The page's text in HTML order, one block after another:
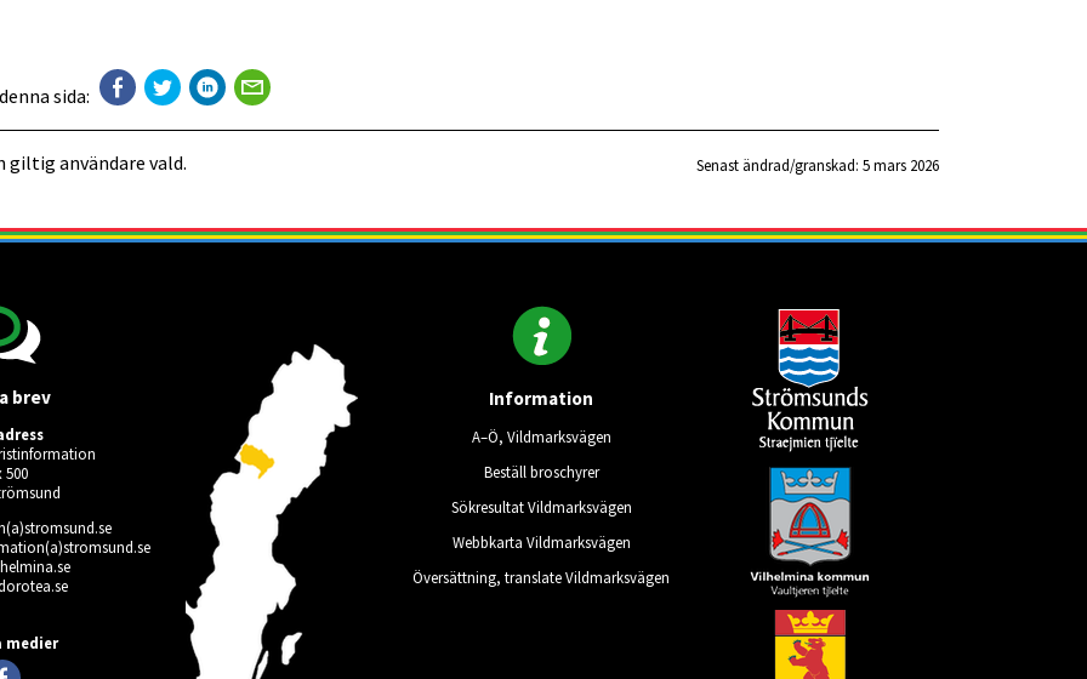
sida:
giltig användare vald. Senast ändrad/granskad: 5 mars 2026
brev
500
medier
Information
A–Ö, Vildmarksvägen
Beställ broschyrer
Sökresultat Vildmarksvägen
Webbkarta Vildmarksvägen
Översättning, translate Vildmarksvägen